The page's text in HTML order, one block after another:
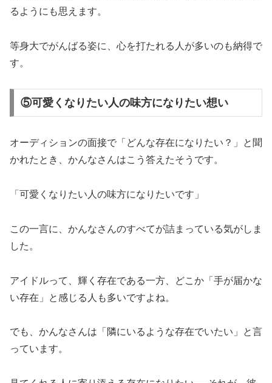
るようにも思えます。
等身大でがんばる姿に、心を打たれる人が多いのも納得で
す。
⑤可愛くなりたい人の味方になりたい想い
オーディションの面接で「どんな存在になりたい？」と聞
かれたとき、かんなさんはこう答えたそうです。
「可愛くなりたい人の味方になりたいです」
この一言に、かんなさんのすべてが詰まっている気がしま
した。
アイドルって、輝く存在である一方、どこか「手が届かな
い存在」と感じる人も多いですよね。
でも、かんなさんは「隣にいるような存在でいたい」と言
っています。